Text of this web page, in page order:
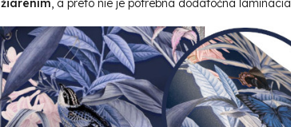
žiarením, a preto nie je potrebná dodatočná